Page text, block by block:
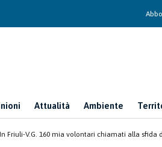
Attualità Ambiente
In Friuli-V.G. 160 mia volontari chiamati alla sfida